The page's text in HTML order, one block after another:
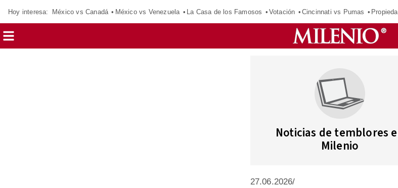
Hoy interesa: México vs Canadá México vs Venezuela La Casa de los Famosos Votación Cincinnati vs Pumas
Noticias de temblores
Milenio
27.06.2026/